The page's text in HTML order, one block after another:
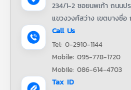
234/1-2 ซอยนพเก้า ถนนป
แขวงวงศ์สว่าง เขตบางซื่อ
Call Us
Tel: 0-2910-1144
Mobile: 095-778-1720
Mobile: 086-614-4703
Tax ID